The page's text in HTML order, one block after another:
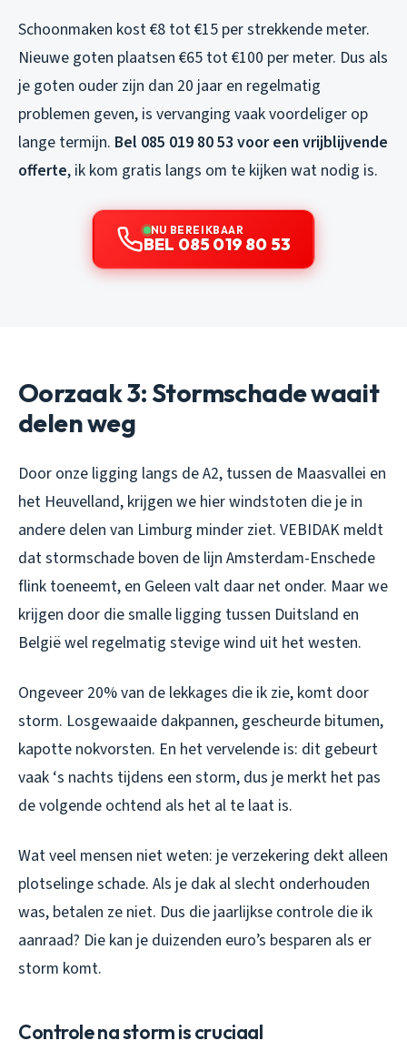
Schoonmaken kost €8 tot €15 per strekkende meter.
Nieuwe goten plaatsen €65 tot €100 per meter. Dus als
je goten ouder zijn dan 20 jaar en regelmatig
problemen geven, is vervanging vaak voordeliger op
lange termijn. Bel 085 019 80 53 voor een vrijblijvende
offerte, ik kom gratis langs om te kijken wat nodig is.
NU BEREIKBAAR
BEL 085 019 80 53
Oorzaak 3: Stormschade waait
delen weg
Door onze ligging langs de A2, tussen de Maasvallei en
het Heuvelland, krijgen we hier windstoten die je in
andere delen van Limburg minder ziet. VEBIDAK meldt
dat stormschade boven de lijn Amsterdam-Enschede
flink toeneemt, en Geleen valt daar net onder. Maar we
krijgen door die smalle ligging tussen Duitsland en
België wel regelmatig stevige wind uit het westen.
Ongeveer 20% van de lekkages die ik zie, komt door
storm. Losgewaaide dakpannen, gescheurde bitumen,
kapotte nokvorsten. En het vervelende is: dit gebeurt
vaak ‘s nachts tijdens een storm, dus je merkt het pas
de volgende ochtend als het al te laat is.
Wat veel mensen niet weten: je verzekering dekt alleen
plotselinge schade. Als je dak al slecht onderhouden
was, betalen ze niet. Dus die jaarlijkse controle die ik
aanraad? Die kan je duizenden euro’s besparen als er
storm komt.
Controle na storm is cruciaal